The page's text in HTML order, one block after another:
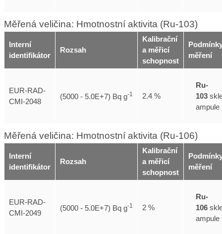
Měřená veličina: Hmotnostní aktivita (Ru-103)
Interní
identifikátor
Rozsah
Kalibrační
a měřicí
schopnost
měření
EUR-RAD-
CMI-2048
(5000 - 5.0E+7) Bq g-1 2.4 %
Ru-
103
ampule
Měřená veličina: Hmotnostní aktivita (Ru-106)
Interní
identifikátor
Rozsah
Kalibrační
a měřicí
schopnost
měření
EUR-RAD-
CMI-2049
(5000 - 5.0E+7) Bq g-1 2 %
Ru-
106
ampule